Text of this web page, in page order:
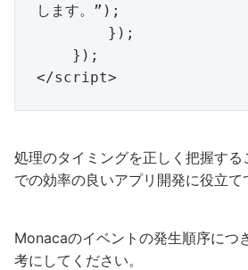
します。”);
処理のタイミングを正しく把握す
での効率の良いアプリ開発に役立て
Monacaのイベントの発生順序につ
考にしてください。